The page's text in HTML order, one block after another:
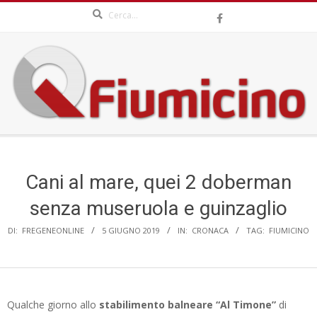
content
QFIUMICINO.COM
Cani al mare, quei 2 doberman
senza museruola e guinzaglio
DI: FREGENEONLINE 5 GIUGNO 2019 IN: CRONACA TAG: FIUMICINO
Qualche giorno allo stabilimento balneare “Al Timone” di